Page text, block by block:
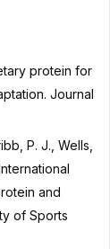
protein for
Journal
P. J., Wells,
and
of Sports